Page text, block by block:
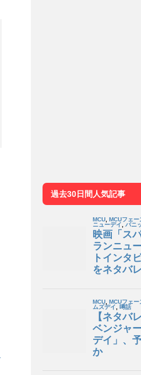
過去30日間人気記事